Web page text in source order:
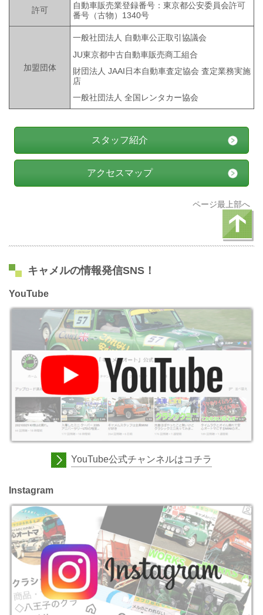
許可
自動車販売業登録番号：東京都公安委員会許可
番号（古物）1340号
加盟団体
一般社団法人 自動車公正取引協議会
JU東京都中古自動車販売商工組合
財団法人 JAAI日本自動車査定協会 査定業務実施
店
一般社団法人 全国レンタカー協会
スタッフ紹介
アクセスマップ
ページ最上部へ
キャメルの情報発信SNS！
YouTube
YouTube公式チャンネルはコチラ
Instagram